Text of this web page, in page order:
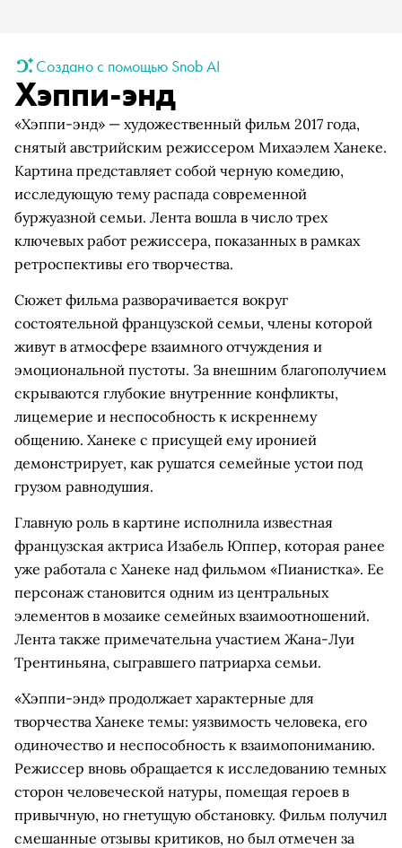
Создано с помощью Snob AI
Хэппи-энд
«Хэппи-энд» — художественный фильм 2017 года,
снятый австрийским режиссером Михаэлем Ханеке.
Картина представляет собой черную комедию,
исследующую тему распада современной
буржуазной семьи. Лента вошла в число трех
ключевых работ режиссера, показанных в рамках
ретроспективы его творчества.
Сюжет фильма разворачивается вокруг
состоятельной французской семьи, члены которой
живут в атмосфере взаимного отчуждения и
эмоциональной пустоты. За внешним благополучием
скрываются глубокие внутренние конфликты,
лицемерие и неспособность к искреннему
общению. Ханеке с присущей ему иронией
демонстрирует, как рушатся семейные устои под
грузом равнодушия.
Главную роль в картине исполнила известная
французская актриса Изабель Юппер, которая ранее
уже работала с Ханеке над фильмом «Пианистка». Ее
персонаж становится одним из центральных
элементов в мозаике семейных взаимоотношений.
Лента также примечательна участием Жана-Луи
Трентиньяна, сыгравшего патриарха семьи.
«Хэппи-энд» продолжает характерные для
творчества Ханеке темы: уязвимость человека, его
одиночество и неспособность к взаимопониманию.
Режиссер вновь обращается к исследованию темных
сторон человеческой натуры, помещая героев в
привычную, но гнетущую обстановку. Фильм получил
смешанные отзывы критиков, но был отмечен за